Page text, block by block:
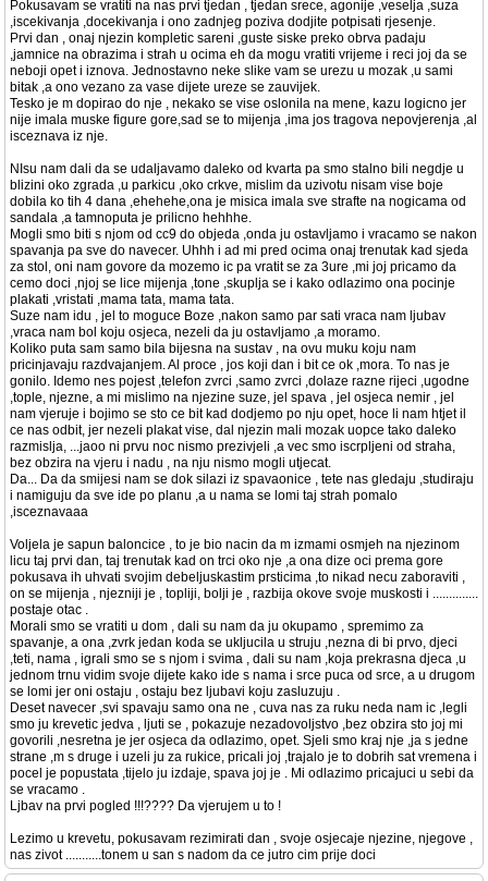
Pokusavam se vratiti na nas prvi tjedan , tjedan srece, agonije ,veselja ,suza
,iscekivanja ,docekivanja i ono zadnjeg poziva dodjite potpisati rjesenje.
Prvi dan , onaj njezin kompletic sareni ,guste siske preko obrva padaju
,jamnice na obrazima i strah u ocima eh da mogu vratiti vrijeme i reci joj da se
neboji opet i iznova. Jednostavno neke slike vam se urezu u mozak ,u sami
bitak ,a ono vezano za vase dijete ureze se zauvijek.
Tesko je m dopirao do nje , nekako se vise oslonila na mene, kazu logicno jer
nije imala muske figure gore,sad se to mijenja ,ima jos tragova nepovjerenja ,al
isceznava iz nje.
NIsu nam dali da se udaljavamo daleko od kvarta pa smo stalno bili negdje u
blizini oko zgrada ,u parkicu ,oko crkve, mislim da uzivotu nisam vise boje
dobila ko tih 4 dana ,ehehehe,ona je misica imala sve strafte na nogicama od
sandala ,a tamnoputa je prilicno hehhhe.
Mogli smo biti s njom od cc9 do objeda ,onda ju ostavljamo i vracamo se nakon
spavanja pa sve do navecer. Uhhh i ad mi pred ocima onaj trenutak kad sjeda
za stol, oni nam govore da mozemo ic pa vratit se za 3ure ,mi joj pricamo da
cemo doci ,njoj se lice mijenja ,tone ,skuplja se i kako odlazimo ona pocinje
plakati ,vristati ,mama tata, mama tata.
Suze nam idu , jel to moguce Boze ,nakon samo par sati vraca nam ljubav
,vraca nam bol koju osjeca, nezeli da ju ostavljamo ,a moramo.
Koliko puta sam samo bila bijesna na sustav , na ovu muku koju nam
pricinjavaju razdvajanjem. Al proce , jos koji dan i bit ce ok ,mora. To nas je
gonilo. Idemo nes pojest ,telefon zvrci ,samo zvrci ,dolaze razne rijeci ,ugodne
,tople, njezne, a mi mislimo na njezine suze, jel spava , jel osjeca nemir , jel
nam vjeruje i bojimo se sto ce bit kad dodjemo po nju opet, hoce li nam htjet il
ce nas odbit, jer nezeli plakat vise, dal njezin mali mozak uopce tako daleko
razmislja, ...jaoo ni prvu noc nismo prezivjeli ,a vec smo iscrpljeni od straha,
bez obzira na vjeru i nadu , na nju nismo mogli utjecat.
Da... Da da smijesi nam se dok silazi iz spavaonice , tete nas gledaju ,studiraju
i namiguju da sve ide po planu ,a u nama se lomi taj strah pomalo
,isceznavaaa
Voljela je sapun baloncice , to je bio nacin da m izmami osmjeh na njezinom
licu taj prvi dan, taj trenutak kad on trci oko nje ,a ona dize oci prema gore
pokusava ih uhvati svojim debeljuskastim prsticima ,to nikad necu zaboraviti ,
on se mijenja , njezniji je , topliji, bolji je , razbija okove svoje muskosti i ..............
postaje otac .
Morali smo se vratiti u dom , dali su nam da ju okupamo , spremimo za
spavanje, a ona ,zvrk jedan koda se ukljucila u struju ,nezna di bi prvo, djeci
,teti, nama , igrali smo se s njom i svima , dali su nam ,koja prekrasna djeca ,u
jednom trnu vidim svoje dijete kako ide s nama i srce puca od srce, a u drugom
se lomi jer oni ostaju , ostaju bez ljubavi koju zasluzuju .
Deset navecer ,svi spavaju samo ona ne , cuva nas za ruku neda nam ic ,legli
smo ju krevetic jedva , ljuti se , pokazuje nezadovoljstvo ,bez obzira sto joj mi
govorili ,nesretna je jer osjeca da odlazimo, opet. Sjeli smo kraj nje ,ja s jedne
strane ,m s druge i uzeli ju za rukice, pricali joj ,trajalo je to dobrih sat vremena i
pocel je popustata ,tijelo ju izdaje, spava joj je . Mi odlazimo pricajuci u sebi da
se vracamo .
Ljbav na prvi pogled !!!???? Da vjerujem u to !
Lezimo u krevetu, pokusavam rezimirati dan , svoje osjecaje njezine, njegove ,
nas zivot ...........tonem u san s nadom da ce jutro cim prije doci